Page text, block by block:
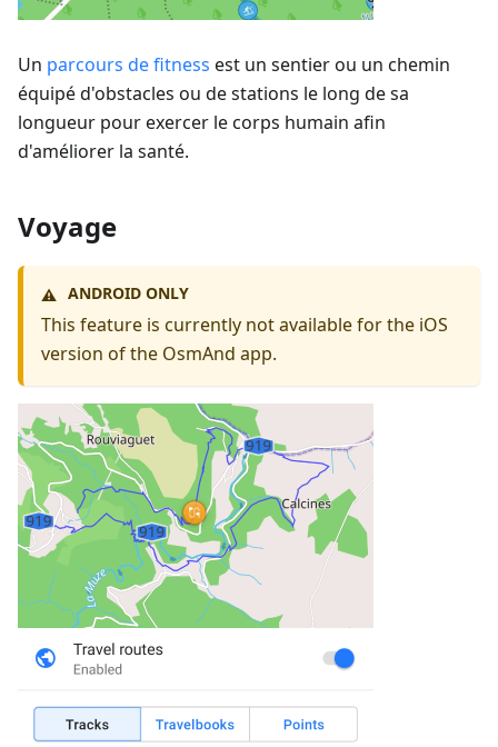
Un parcours de fitness est un sentier ou un chemin
équipé d'obstacles ou de stations le long de sa
longueur pour exercer le corps humain afin
d'améliorer la santé.
Voyage
⚠️ ANDROID ONLY
This feature is currently not available for the iOS
version of the OsmAnd app.